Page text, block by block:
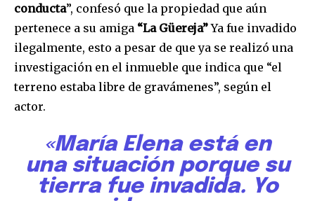
Para suscribirte, solo escribe tu dirección de correo eletrónico
y da click en el botón de "suscribir". No te preocupes,
respetamos tu privacidad y no enviaremos correo basura a tu
INBOX. Tu información está segura con nosotros.
SUSCRIBIR
Acepto laPolítica de Privacidad.
conducta”, confesó que la propiedad que aún
pertenece a su amiga “La Güereja”Ya fue invadido
ilegalmente, esto a pesar de que ya se realizó una
investigación en el inmueble que indica que “el
terreno estaba libre de gravámenes”, según el
actor.
«María Elena está en
una situación porque su
tierra fue invadida. Yo